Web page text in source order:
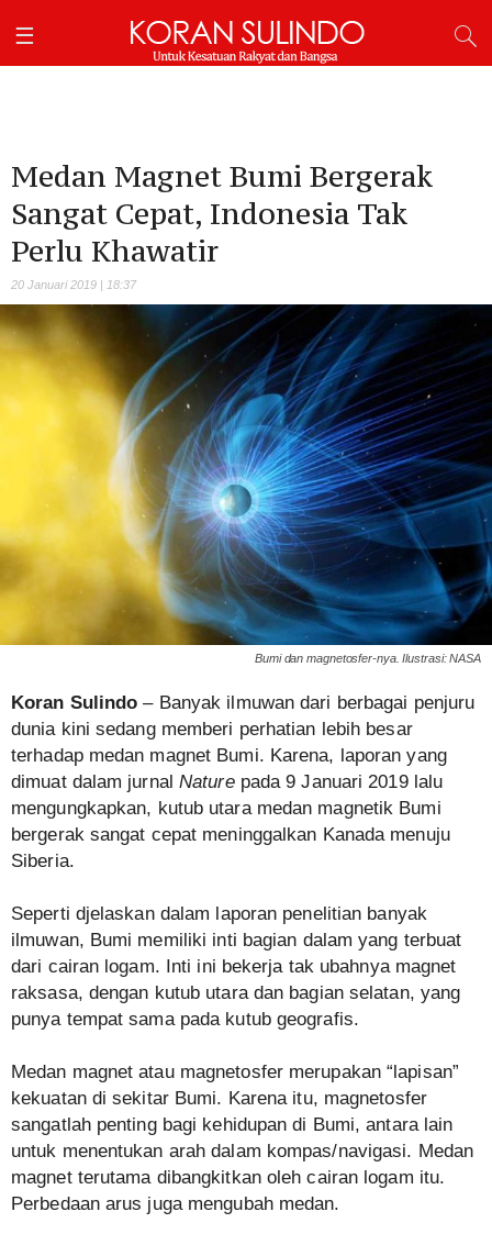
Medan Magnet Bumi Bergerak
Sangat Cepat, Indonesia Tak
Perlu Khawatir
20 Januari 2019 | 18:37
Bumi dan magnetosfer-nya. Ilustrasi: NASA
Koran Sulindo – Banyak ilmuwan dari berbagai penjuru
dunia kini sedang memberi perhatian lebih besar
terhadap medan magnet Bumi. Karena, laporan yang
dimuat dalam jurnal Naturepada 9 Januari 2019 lalu
mengungkapkan, kutub utara medan magnetik Bumi
bergerak sangat cepat meninggalkan Kanada menuju
Siberia.
Seperti djelaskan dalam laporan penelitian banyak
ilmuwan, Bumi memiliki inti bagian dalam yang terbuat
dari cairan logam. Inti ini bekerja tak ubahnya magnet
raksasa, dengan kutub utara dan bagian selatan, yang
punya tempat sama pada kutub geografis.
Medan magnet atau magnetosfer merupakan “lapisan”
kekuatan di sekitar Bumi. Karena itu, magnetosfer
sangatlah penting bagi kehidupan di Bumi, antara lain
untuk menentukan arah dalam kompas/navigasi. Medan
magnet terutama dibangkitkan oleh cairan logam itu.
Perbedaan arus juga mengubah medan.